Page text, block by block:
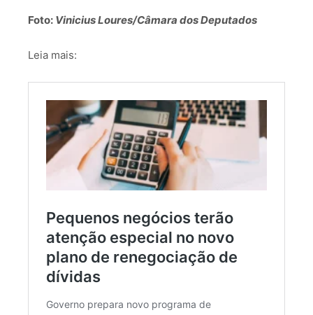
Foto: Vinicius Loures/Câmara dos Deputados
Leia mais: